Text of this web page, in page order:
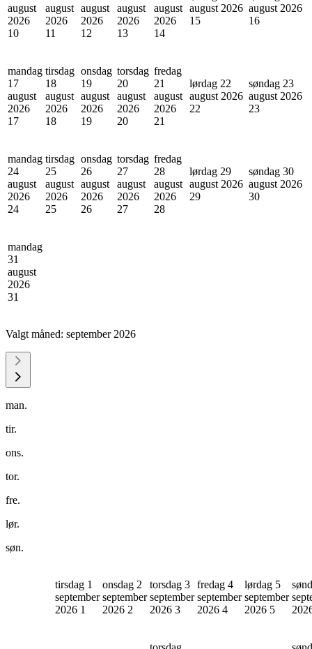
august
2026
10
august
2026
11
august
2026
12
august
2026
13
august
2026
14
august 2026
15
august 2026
16
mandag
17
august
2026
17
tirsdag
18
august
2026
18
onsdag
19
august
2026
19
torsdag
20
august
2026
20
fredag
21
august
2026
21
lørdag 22
august 2026
22
søndag 23
august 2026
23
mandag
24
august
2026
24
tirsdag
25
august
2026
25
onsdag
26
august
2026
26
torsdag
27
august
2026
27
fredag
28
august
2026
28
lørdag 29
august 2026
29
søndag 30
august 2026
30
mandag
31
august
2026
31
Valgt måned: september 2026
man.
tir.
ons.
tor.
fre.
lør.
søn.
tirsdag 1
september
2026 1
onsdag 2
september
2026 2
torsdag 3
september
2026 3
fredag 4
september
2026 4
lørdag 5
september
2026 5